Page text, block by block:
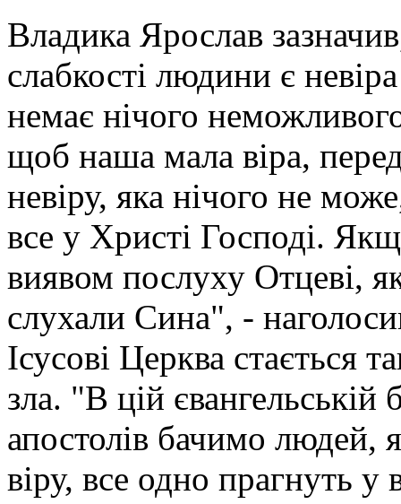
Владика Ярослав
слабкості людини є
немає нічого
щоб наша мала віра,
невіру, яка нічого не
все у Христі Господі.
виявом послуху Отцеві,
слухали Сина", -
Ісусові Церква
зла. "В цій євангельській
апостолів бачимо людей,
віру, все одно прагнуть у